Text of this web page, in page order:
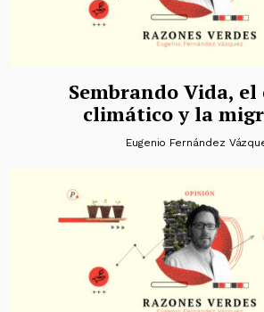
Sembrando Vida, el
climático y la
Eugenio Fernández